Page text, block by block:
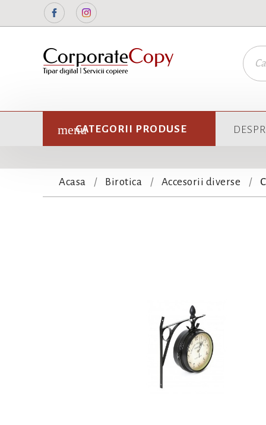
FacebookInstagram
CATEGORII PRODUSE
Acasa Birotica Accesorii diverse